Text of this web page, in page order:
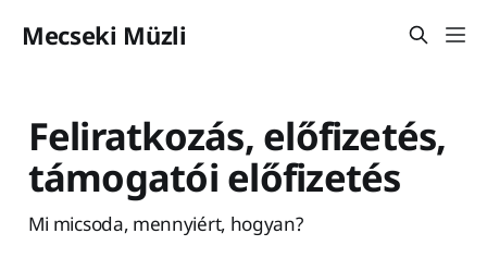
Mecseki Müzli
Feliratkozás, előfizetés,
támogatói előfizetés
Mi micsoda, mennyiért, hogyan?